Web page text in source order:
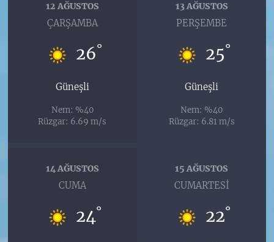
12 AĞUSTOS
ÇARŞAMBA
26°
Güneşli
Nem: %40
Rüzgar: 6.69 m/s
13 AĞUSTOS
PERŞEMBE
25°
Güneşli
Nem: %40
Rüzgar: 6.81 m/s
14 AĞUSTOS
CUMA
24°
15 AĞUSTOS
CUMARTESI
22°